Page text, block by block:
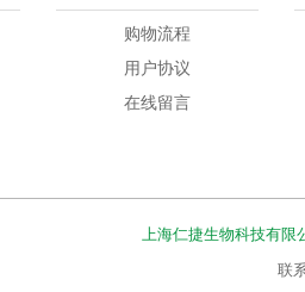
购物流程
用户协议
在线留言
上海仁捷生物科技有限
联